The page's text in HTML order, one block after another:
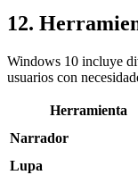
12.
Windows 10 incluye
usuarios con
Herramienta
Narrador
Lupa